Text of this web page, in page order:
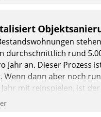
durchschnittlich rund
Jahr an. Dieser Prozess
Wenn dann aber noch
mit reinspielen, ist der